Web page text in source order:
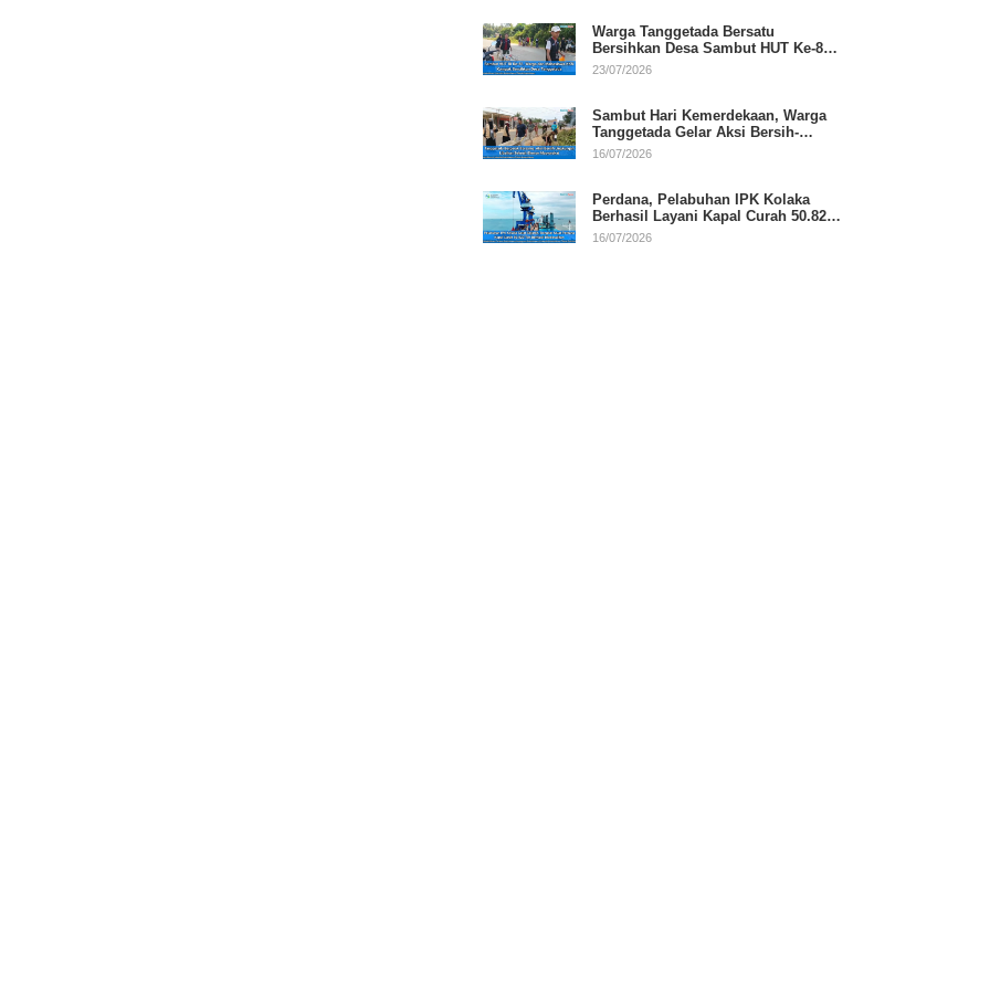
Warga Tanggetada Bersatu
Bersihkan Desa Sambut HUT Ke-81
RI
23/07/2026
Sambut Hari Kemerdekaan, Warga
Tanggetada Gelar Aksi Bersih-
Bersih Desa
16/07/2026
Perdana, Pelabuhan IPK Kolaka
Berhasil Layani Kapal Curah 50.820
Ton
16/07/2026